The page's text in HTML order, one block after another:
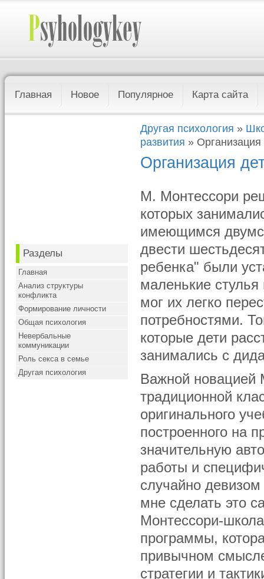
Главная Новое Популярное Карта сайта
Разделы
Главная
Анализ структуры
конфликта
Формирование личности
Общая психология
Невербальные
коммуникации
Роль секса в семье
Другая психология
Другая психология »
развития » Организация
Организация
М. Монтессори
которых
имеющимся
двести
ребенка" были
маленькие стулья
мог их легко
потребностями.
которые дети
занимались с
Важной новацией
традиционной
оригинального
построенного на
значительную
работы и
случайно
мне сделать это
Монтессори-
программы,
привычном
стратегии и